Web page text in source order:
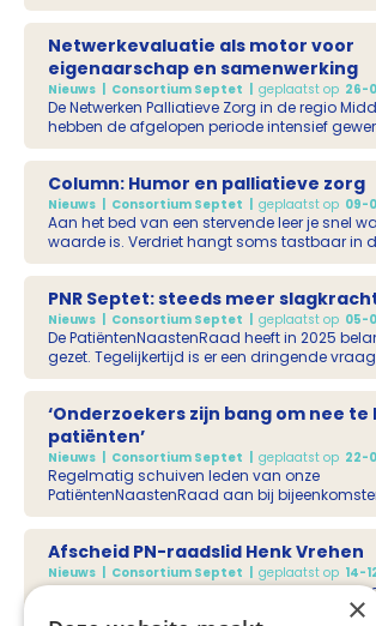
Netwerkevaluatie als motor voor
eigenaarschap en samenwerking
Nieuws Consortium Septet geplaatst op 26-
De Netwerken Palliatieve Zorg in de regio
hebben de afgelopen periode intensief
uitvoeren van een Netwerkevaluatie. Het
samenwerking was een katalysator voor
zichtbaarheid en gezamenlijke ambitie.
(netwerkcoördinator Utrecht Stad en Zuidoost
Nienke Goemaat (netwerkcoördinator
Noordwest Utrecht) delen hun ervaringen,
lessen.
Column: Humor en palliatieve zorg
Nieuws Consortium Septet geplaatst op 09-
Aan het bed van een stervende leer je snel
waarde is. Verdriet hangt soms tastbaar in
momenten ontdekte ik iets wezenlijks: er is af
nodig. Humor is die lucht.
PNR Septet: steeds meer
Nieuws Consortium Septet geplaatst op 05-
De PatiëntenNaastenRaad heeft in 2025
gezet. Tegelijkertijd is er een dringende
groeiende rol van de raad waar te maken,
mensen nodig. Een terugblik én een
‘Onderzoekers zijn bang om nee te
patiënten’
Nieuws Consortium Septet geplaatst op 22-
Regelmatig schuiven leden van onze
PatiëntenNaastenRaad aan bij
patiëntenperspectief in te brengen.
Nicole Plum bij de UU Summerschool om
patiëntenparticipatie te benadrukken.
Afscheid PN-raadslid Henk Vrehen
Nieuws Consortium Septet geplaatst op 14-
Als verpleegkundig specialist en naaste
een ‘berg aan kennis op’ over palliatieve ×